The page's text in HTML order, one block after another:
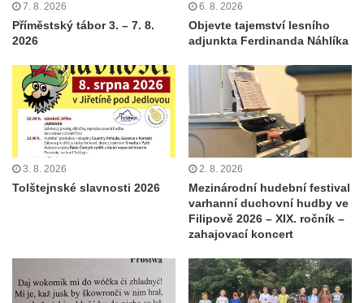
7. 8. 2026
Příměstský tábor 3. – 7. 8.
2026
6. 8. 2026
Objevte tajemství lesního
adjunkta Ferdinanda Náhlíka
3. 8. 2026
Tolštejnské slavnosti 2026
2. 8. 2026
Mezinárodní hudební festival
varhanní duchovní hudby ve
Filipově 2026 – XIX. ročník –
zahajovací koncert